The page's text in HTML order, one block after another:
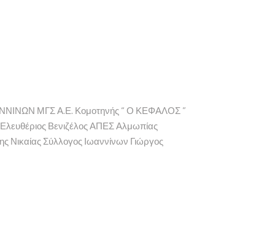
ΜΓΣ Α.Ε. Κομοτηνής “ Ο ΚΕΦΑΛΟΣ ”
Βενιζέλος ΑΠΕΣ Αλμωπίας
Σύλλογος Ιωαννίνων Γιώργος